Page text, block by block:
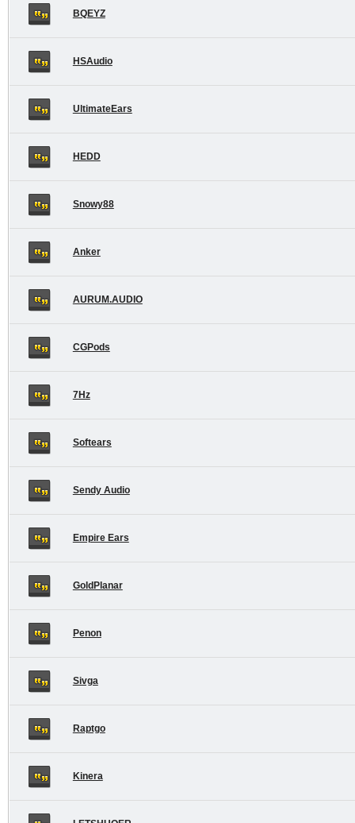
BQEYZ
HSAudio
UltimateEars
HEDD
Snowy88
Anker
AURUM.AUDIO
CGPods
7Hz
Softears
Sendy Audio
Empire Ears
GoldPlanar
Penon
Sivga
Raptgo
Kinera